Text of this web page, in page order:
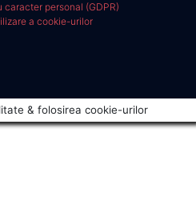
personal (GDPR)
a cookie-urilor
& folosirea cookie-urilor